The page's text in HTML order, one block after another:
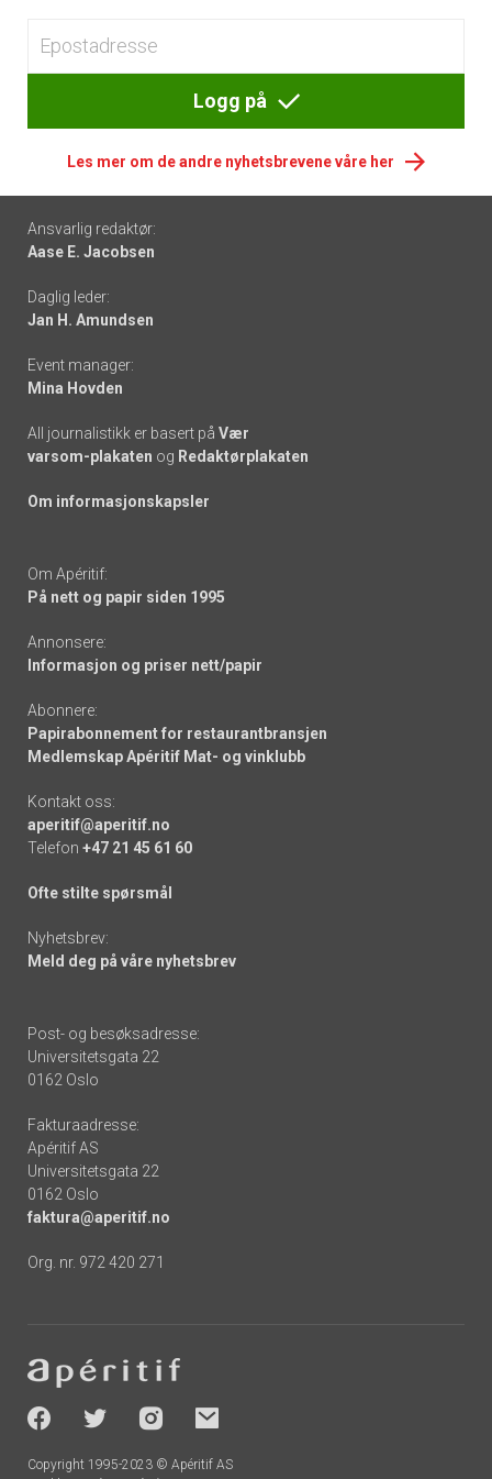
Logg på
Les mer om de andre nyhetsbrevene våre her
Footer
-
links
Ansvarlig redaktør:
Aase E. Jacobsen
Daglig leder:
Jan H. Amundsen
Event manager:
Mina Hovden
All journalistikk er basert på Vær
varsom-plakaten og Redaktørplakaten
Om informasjonskapsler
Om Apéritif:
På nett og papir siden 1995
Annonsere:
Informasjon og priser nett/papir
Abonnere:
Papirabonnement for restaurantbransjen
Medlemskap Apéritif Mat- og vinklubb
Kontakt oss:
aperitif@aperitif.no
Telefon +47 21 45 61 60
Ofte stilte spørsmål
Nyhetsbrev:
Meld deg på våre nyhetsbrev
Post- og besøksadresse:
Universitetsgata 22
0162 Oslo
Fakturaadresse:
Apéritif AS
Universitetsgata 22
0162 Oslo
faktura@aperitif.no
Org. nr. 972 420 271
-
socials
Copyright 1995-2023 © Apéritif AS